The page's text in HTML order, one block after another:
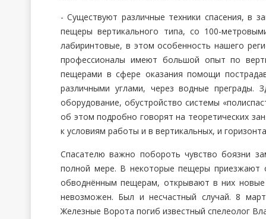
- Существуют различные техники спасения, в
пещеры вертикального типа, со 100-
лабиринтовые, в этом особенность нашего
профессионалы имеют большой опыт по
пещерами в сфере оказания помощи
различными углами, через водные
оборудование, обустройство системы
об этом подробно говорят на теоретических
к условиям работы и в вертикальных, и
Спасателю важно побороть чувство боязни
полной мере. В некоторые пещеры
обводнённым пещерам, открывают в них
невозможен. Был и несчастный случай. 8
Железные Ворота погиб известный спелеолог